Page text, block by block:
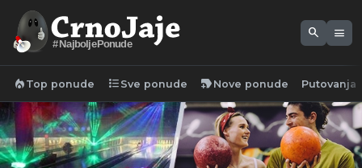
#NajboljePonude
search menu
local_fire_department Top ponude format_list_bulleted Sve ponude new_label Nove ponude Putovanja